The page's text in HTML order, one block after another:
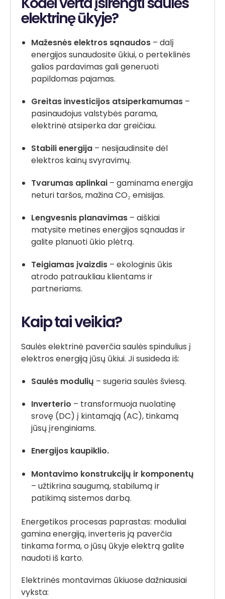
elektrinę ūkyje?
Mažesnės elektros sąnaudos – dalį
energijos sunaudosite ūkiui, o perteklinės
galios pardavimas gali generuoti
papildomas pajamas.
Greitas investicijos atsiperkamumas –
pasinaudojus valstybės parama,
elektrinė atsiperka dar greičiau.
Stabili energija – nesijaudinsite dėl
elektros kainų svyravimų.
Tvarumas aplinkai – gaminama energija
neturi taršos, mažina CO₂ emisijas.
Lengvesnis planavimas – aiškiai
matysite metines energijos sąnaudas ir
galite planuoti ūkio plėtrą.
Teigiamas įvaizdis – ekologinis ūkis
atrodo patraukliau klientams ir
partneriams.
Kaip tai veikia?
Saulės elektrinė paverčia saulės spindulius į
elektros energiją jūsų ūkiui. Ji susideda iš:
Saulės modulių – sugeria saulės šviesą.
Inverterio – transformuoja nuolatinę
srovę (DC) į kintamąją (AC), tinkamą
jūsų įrenginiams.
Energijos kaupiklio.
Montavimo konstrukcijų ir komponentų
– užtikrina saugumą, stabilumą ir
patikimą sistemos darbą.
Energetikos procesas paprastas: moduliai
gamina energiją, inverteris ją paverčia
tinkama forma, o jūsų ūkyje elektrą galite
naudoti iš karto.
Elektrinės montavimas ūkiuose dažniausiai
vyksta: